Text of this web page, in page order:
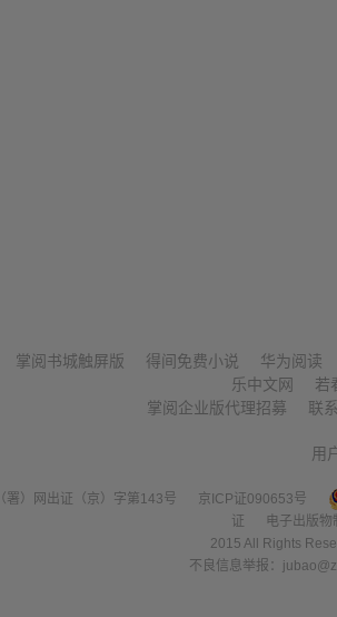
掌阅书城触屏版 得间免费小说
华为阅读
乐中文网
若
掌阅企业版代理招募
联
用
（署）网出证（京）字第143号
京ICP证090653号
证
电子出版
2015 All Rights
不良信息举报：